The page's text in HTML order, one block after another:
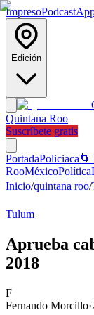
ImpresoPodcast
Edición
Quintana Roo
Suscríbete gratis
PortadaPoliciaca 🌀
RooMéxicoPolítica
Inicio/quintana roo/
Tulum
Aprueba
2018
F
Fernando Morcillo·